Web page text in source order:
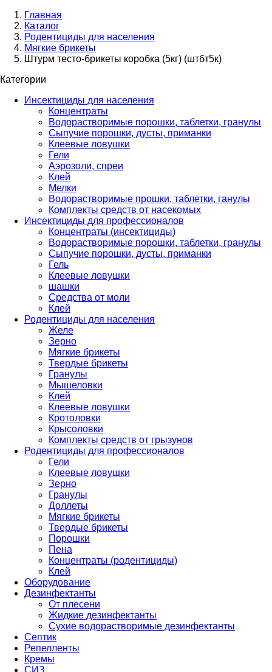
Главная
Каталог
Родентициды для населения
Мягкие брикеты
Штурм тесто-брикеты коробка (5кг) (штбт5к)
Категории
Инсектициды для населения
Концентраты
Водорастворимые порошки, таблетки, гранулы
Сыпучие порошки, дусты, приманки
Клеевые ловушки
Гели
Аэрозоли, спреи
Клей
Мелки
Водорастворимые прошки, таблетки, ганулы
Комплекты средств от насекомых
Инсектициды для профессионалов
Концентраты (инсектициды)
Водорастворимые порошки, таблетки, гранулы
Сыпучие порошки, дусты, приманки
Гель
Клеевые ловушки
шашки
Средства от моли
Клей
Родентициды для населения
Желе
Зерно
Мягкие брикеты
Твердые брикеты
Гранулы
Мышеловки
Клей
Клеевые ловушки
Кротоловки
Крысоловки
Комплекты средств от грызунов
Родентициды для профессионалов
Гели
Клеевые ловушки
Зерно
Гранулы
Доллеты
Мягкие брикеты
Твердые брикеты
Порошки
Пена
Концентраты (родентициды)
Клей
Оборудование
Дезинфектанты
От плесени
Жидкие дезинфектанты
Сухие водорастворимые дезинфектанты
Септик
Репелленты
Кремы
СИЗ